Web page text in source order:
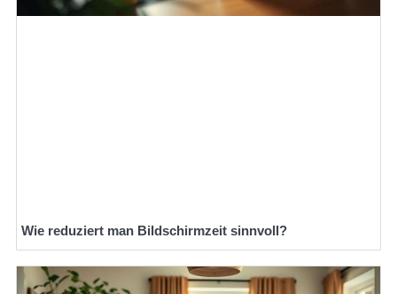
Wie reduziert man Bildschirmzeit sinnvoll?